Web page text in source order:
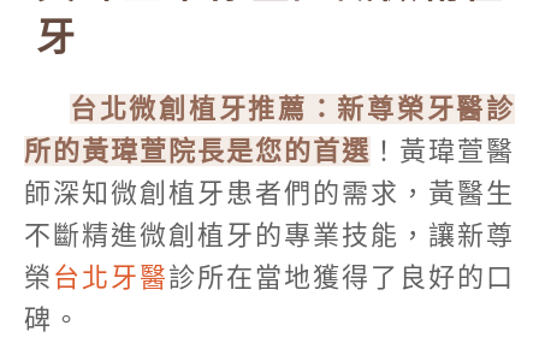
牙
台北微創植牙推薦：新尊榮牙醫診
所的黃瑋萱院長是您的首選 ！黃瑋萱醫
師深知微創植牙患者們的需求，黃醫生
不斷精進微創植牙的專業技能，讓新尊
榮 台北牙醫診所在當地獲得了良好的口
碑。